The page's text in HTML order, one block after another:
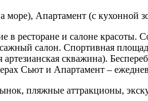
Апартамент (с кухонной
в ресторане и салоне
салон. Спортивная
артезианская скважина).
Сьют и Апартамент –
пляжные аттракционы,